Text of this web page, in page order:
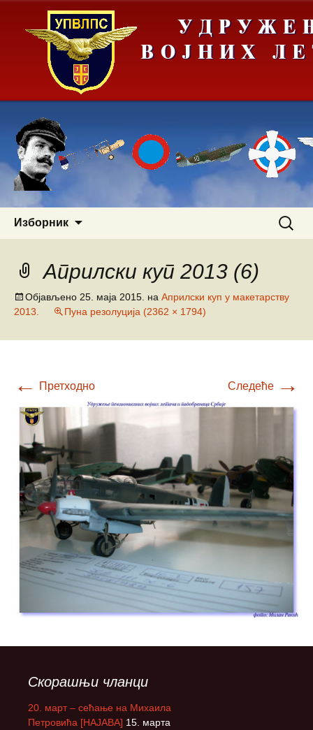
Изборник
Априлски куп 2013 (6)
Објављено 25. маја 2015. на Априлски куп у макетарству
2013.
Пуна резолуција (2362 × 1794)
← Претходно Следеће →
Скорашњи чланци
20. март – сећање на Михаила
Петровића [НАЈАВА] 15. марта